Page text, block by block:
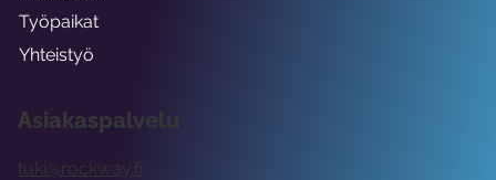
Asiakaspalvelu
tuki@rockway.fi
Työpaikat
Yhteistyö